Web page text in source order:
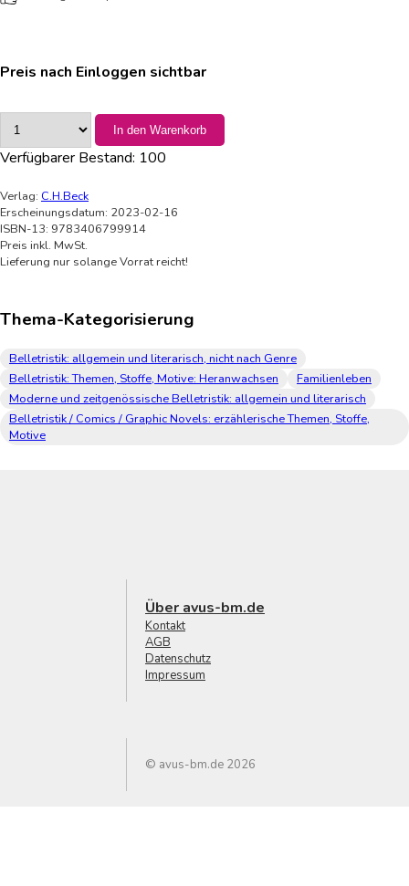
Preis nach Einloggen sichtbar
In den Warenkorb
Verfügbarer Bestand: 100
Verlag: C.H.Beck
Erscheinungsdatum: 2023-02-16
ISBN-13: 9783406799914
Preis inkl. MwSt.
Lieferung nur solange Vorrat reicht!
Thema-Kategorisierung
Belletristik: allgemein und literarisch, nicht nach Genre
Belletristik: Themen, Stoffe, Motive: Heranwachsen
Familienleben
Moderne und zeitgenössische Belletristik: allgemein und literarisch
Belletristik / Comics / Graphic Novels: erzählerische Themen, Stoffe,
Motive
Über avus-bm.de
Kontakt
AGB
Datenschutz
Impressum
© avus-bm.de 2026